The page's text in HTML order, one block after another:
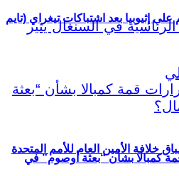
خلافة الأمين العام للأمم المتحدة
إثيوبيا بعد اشتباكات تيغراي (تايم
كمبالا بشأن “بعثة أوصوم” في